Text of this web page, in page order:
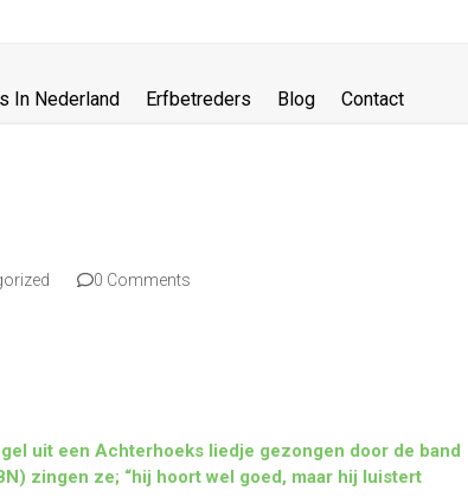
In Nederland Erfbetreders Blog Contact
0 Comments
uit een Achterhoeks liedje gezongen door de band
zingen ze; “hij hoort wel goed, maar hij luistert